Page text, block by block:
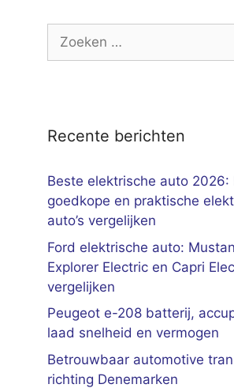
Zoek
Recente berichten
Beste elektrische auto 2026:
goedkope en praktische
auto’s vergelijken
Ford elektrische auto:
Explorer Electric en Capri
vergelijken
Peugeot e-208 batterij,
laad snelheid en vermogen
Betrouwbaar automotive
richting Denemarken